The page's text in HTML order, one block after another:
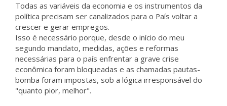
Todas as variáveis da economia e os instrumentos da
política precisam ser canalizados para o País voltar a
crescer e gerar empregos.
Isso é necessário porque, desde o início do meu
segundo mandato, medidas, ações e reformas
necessárias para o país enfrentar a grave crise
econômica foram bloqueadas e as chamadas pautas-
bomba foram impostas, sob a lógica irresponsável do
"quanto pior, melhor".